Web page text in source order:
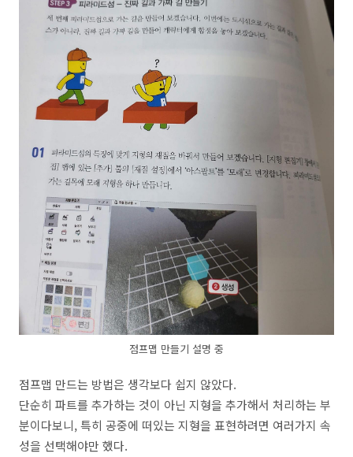
점프맵 만들기 설명 중
점프맵 만드는 방법은 생각보다 쉽지 않았다.
단순히 파트를 추가하는 것이 아닌 지형을 추가해서 처리하는 부
분이다보니, 특히 공중에 떠있는 지형을 표현하려면 여러가지 속
성을 선택해야만 했다.